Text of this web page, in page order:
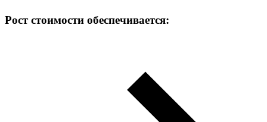
Рост стоимости обеспечивается: